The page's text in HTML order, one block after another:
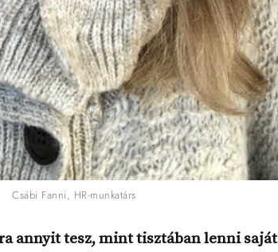
Csábi Fanni, HR-munkatárs
annyit tesz, mint tisztában lenni saját